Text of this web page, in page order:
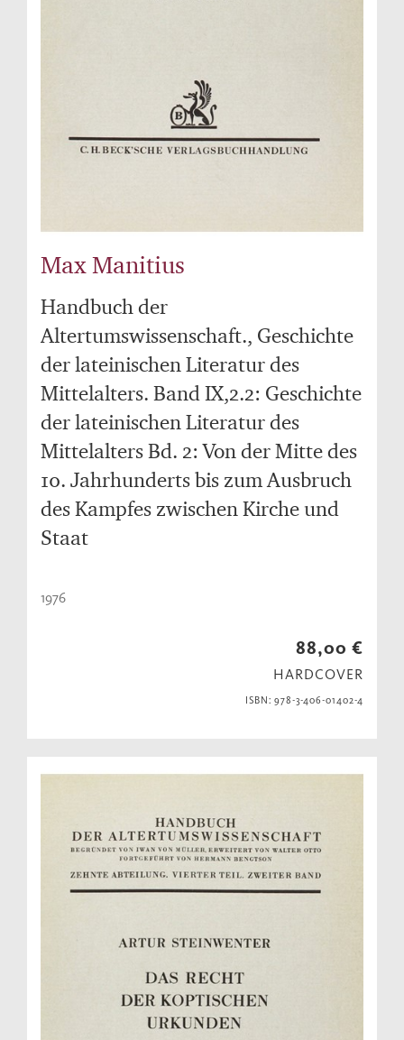
Max Manitius
Handbuch der
Altertumswissenschaft., Geschichte
der lateinischen Literatur des
Mittelalters. Band IX,2.2: Geschichte
der lateinischen Literatur des
Mittelalters Bd. 2: Von der Mitte des
10. Jahrhunderts bis zum Ausbruch
des Kampfes zwischen Kirche und
Staat
1976
88,00 €
HARDCOVER
ISBN: 978-3-406-01402-4